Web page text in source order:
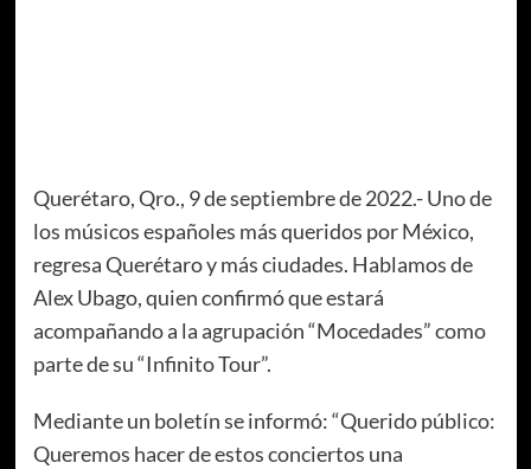
Querétaro, Qro., 9 de septiembre de 2022.- Uno de
los músicos españoles más queridos por México,
regresa Querétaro y más ciudades. Hablamos de
Alex Ubago, quien confirmó que estará
acompañando a la agrupación “Mocedades” como
parte de su “Infinito Tour”.
Mediante un boletín se informó: “Querido público:
Queremos hacer de estos conciertos una